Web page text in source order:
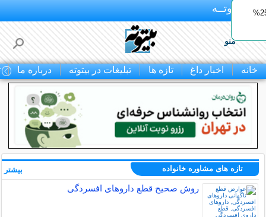
بـیتوتــه
منو
خانه اخبار داغ تازه ها تبلیغات در بیتوته درباره ما
ایمپلنت اقساطی با ضمانت مادام‌العمر+ 25%
تازه های مشاوره خانواده
روش صحیح قطع داروهای افسردگی
بیشتر